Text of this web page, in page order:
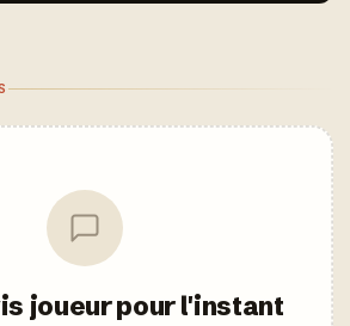
joueur pour l'instant